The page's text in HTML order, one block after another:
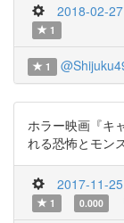
2018-02-
1
1
ホラー映画『キ
れる恐怖とモン
2017-11-
1 0.000